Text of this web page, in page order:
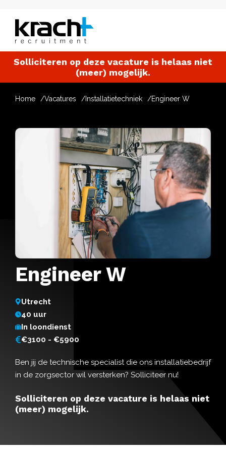
Solliciteren op deze vacature is helaas niet
(meer) mogelijk.
Home Vacatures Installatietechniek Engineer W
Engineer W
Utrecht
40 uur
In loondienst
€3100 - €5900
Ben jij de technische specialist die ons installatiebedrijf
in de zorgsector wil versterken? Solliciteer nu!
Solliciteren op deze vacature is helaas niet
(meer) mogelijk.